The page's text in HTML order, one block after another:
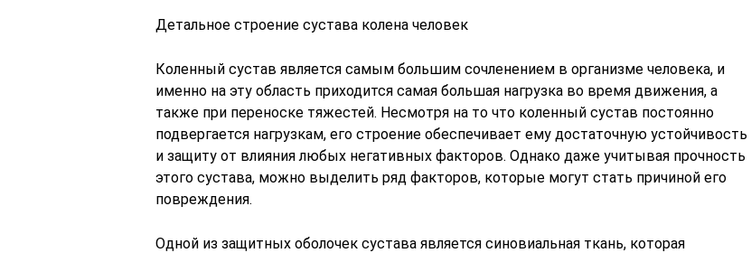
Детальное строение сустава колена человек
Коленный сустав является самым большим сочленением в организме человека, и
именно на эту область приходится самая большая нагрузка во время движения, а
также при переноске тяжестей. Несмотря на то что коленный сустав постоянно
подвергается нагрузкам, его строение обеспечивает ему достаточную устойчивость
и защиту от влияния любых негативных факторов. Однако даже учитывая прочность
этого сустава, можно выделить ряд факторов, которые могут стать причиной его
повреждения.
Одной из защитных оболочек сустава является синовиальная ткань, которая